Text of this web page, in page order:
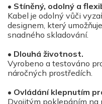
• Stíněný, odolný a
Kabel je odolný vůči
designem, který
snadného skladování.
• Dlouhá životnost.
Vyrobeno a testováno
náročných prostředích.
• Ovládání klepnutím
Dvojitým poklepáním na